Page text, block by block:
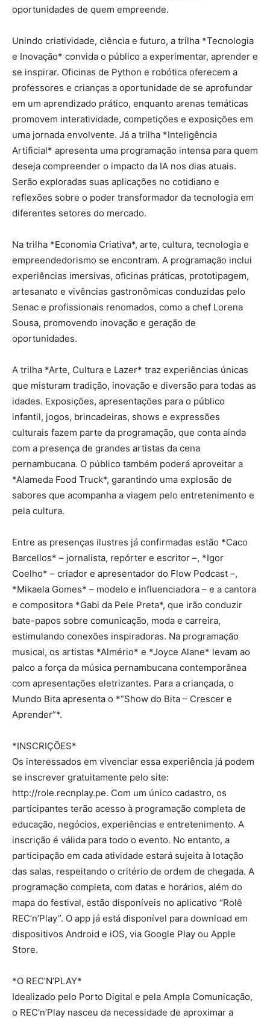
oportunidades de quem empreende.
Unindo criatividade, ciência e futuro, a trilha *Tecnologia
e Inovação* convida o público a experimentar, aprender e
se inspirar. Oficinas de Python e robótica oferecem a
professores e crianças a oportunidade de se aprofundar
em um aprendizado prático, enquanto arenas temáticas
promovem interatividade, competições e exposições em
uma jornada envolvente. Já a trilha *Inteligência
Artificial* apresenta uma programação intensa para quem
deseja compreender o impacto da IA nos dias atuais.
Serão exploradas suas aplicações no cotidiano e
reflexões sobre o poder transformador da tecnologia em
diferentes setores do mercado.
Na trilha *Economia Criativa*, arte, cultura, tecnologia e
empreendedorismo se encontram. A programação inclui
experiências imersivas, oficinas práticas, prototipagem,
artesanato e vivências gastronômicas conduzidas pelo
Senac e profissionais renomados, como a chef Lorena
Sousa, promovendo inovação e geração de
oportunidades.
A trilha *Arte, Cultura e Lazer* traz experiências únicas
que misturam tradição, inovação e diversão para todas as
idades. Exposições, apresentações para o público
infantil, jogos, brincadeiras, shows e expressões
culturais fazem parte da programação, que conta ainda
com a presença de grandes artistas da cena
pernambucana. O público também poderá aproveitar a
*Alameda Food Truck*, garantindo uma explosão de
sabores que acompanha a viagem pelo entretenimento e
pela cultura.
Entre as presenças ilustres já confirmadas estão *Caco
Barcellos* – jornalista, repórter e escritor –, *Igor
Coelho* – criador e apresentador do Flow Podcast –,
*Mikaela Gomes* – modelo e influenciadora – e a cantora
e compositora *Gabi da Pele Preta*, que irão conduzir
bate-papos sobre comunicação, moda e carreira,
estimulando conexões inspiradoras. Na programação
musical, os artistas *Almério* e *Joyce Alane* levam ao
palco a força da música pernambucana contemporânea
com apresentações eletrizantes. Para a criançada, o
Mundo Bita apresenta o *”Show do Bita – Crescer e
Aprender”*.
*INSCRIÇÕES*
Os interessados em vivenciar essa experiência já podem
se inscrever gratuitamente pelo site:
http://role.recnplay.pe. Com um único cadastro, os
participantes terão acesso à programação completa de
educação, negócios, experiências e entretenimento. A
inscrição é válida para todo o evento. No entanto, a
participação em cada atividade estará sujeita à lotação
das salas, respeitando o critério de ordem de chegada. A
programação completa, com datas e horários, além do
mapa do festival, estão disponíveis no aplicativo “Rolê
REC’n’Play”. O app já está disponível para download em
dispositivos Android e iOS, via Google Play ou Apple
Store.
*O REC’N’PLAY*
Idealizado pelo Porto Digital e pela Ampla Comunicação,
o REC’n’Play nasceu da necessidade de aproximar a